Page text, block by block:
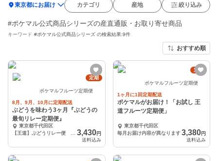
location_on東京都にお届け カテゴリ 産地 絞り込み
#ポケマル公式商品シリーズの産直通販・お取り寄せ商品
キーワード #ポケマル公式商品シリーズ の検索結果:9件
おすすめ順
定期
ポケマルフルーツ定期便
8月、9月、10月に定期配送
ぶどうを味わう3ヶ月『ぶどうの
最旬リレー定期便』
東京都千代田区
3,430円
送料込み
定期
ポケマルフルーツ定期便
1ヶ月に1回定期配送
ポケマルがお届け！「お試し 王
道フルーツ定期便」
東京都千代田区
毎月お届け内容が異なります 3,380円
送料込み